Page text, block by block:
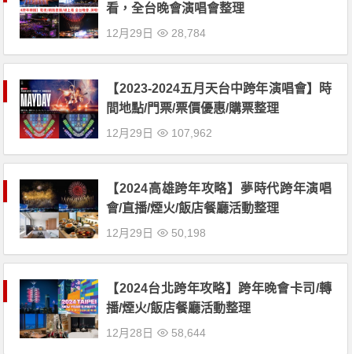
看，全台晚會演唱會整理
12月29日 28,784
【2023-2024五月天台中跨年演唱會】時
間地點/門票/票價優惠/購票整理
12月29日 107,962
【2024高雄跨年攻略】夢時代跨年演唱
會/直播/煙火/飯店餐廳活動整理
12月29日 50,198
【2024台北跨年攻略】跨年晚會卡司/轉
播/煙火/飯店餐廳活動整理
12月28日 58,644